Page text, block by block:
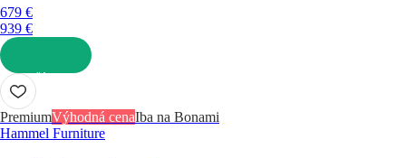
679 €
939 €
DO KOŠÍKA
PremiumVýhodná cenaIba na Bonami
Hammel Furniture